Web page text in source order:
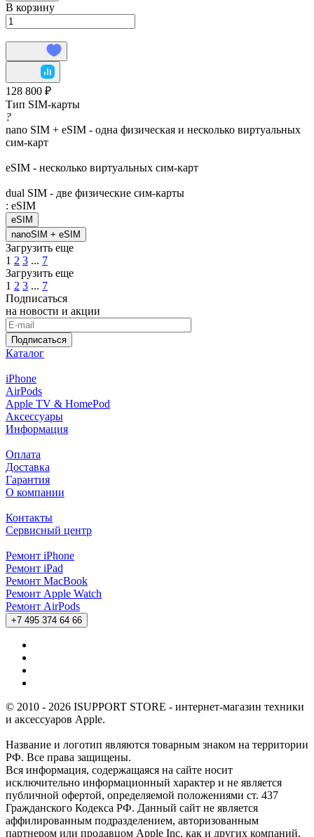
В корзину
128 800 ₽
Тип SIM-карты
?
nano SIM + eSIM - одна физическая и несколько виртуальных
сим-карт
eSIM - несколько виртуальных сим-карт
dual SIM - две физические сим-карты
: eSIM
eSIM
nanoSIM + eSIM
Загрузить еще
1 2 3 ... 7
Загрузить еще
1 2 3 ... 7
Подписаться
на новости и акции
Подписаться
Каталог
iPhone
AirPods
Apple TV & HomePod
Аксессуары
Информация
Оплата
Доставка
Гарантия
О компании
Контакты
Сервисный центр
Ремонт iPhone
Ремонт iPad
Ремонт MacBook
Ремонт Apple Watch
Ремонт AirPods
+7 495 374 64 66
© 2010 - 2026 ISUPPORT STORE - интернет-магазин техники
и аксессуаров Apple.
Название и логотип являются товарным знаком на территории
РФ. Все права защищены.
Вся информация, содержащаяся на сайте носит
исключительно информационный характер и не является
публичной офертой, определяемой положениями ст. 437
Гражданского Кодекса РФ. Данный сайт не является
аффилированным подразделением, авторизованным
партнером или продавцом Apple Inc. как и других компаний,